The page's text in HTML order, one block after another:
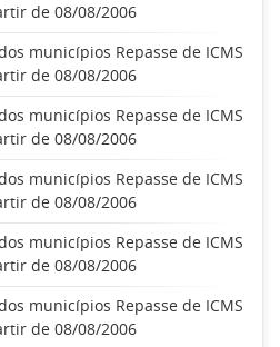
de 08/08/2006
municípios Repasse de ICMS
de 08/08/2006
municípios Repasse de ICMS
de 08/08/2006
municípios Repasse de ICMS
de 08/08/2006
municípios Repasse de ICMS
de 08/08/2006
municípios Repasse de ICMS
de 08/08/2006